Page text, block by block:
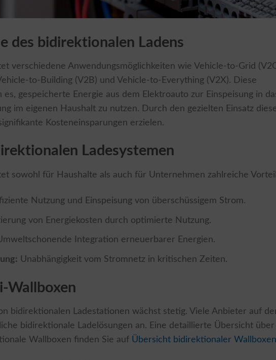
des bidirektionalen Ladens
verschiedene Anwendungsmöglichkeiten wie Vehicle-to-Grid
to-Building (V2B) und Vehicle-to-Everything (V2X). Diese
es, gespeicherte Energie aus dem Elektroauto zur Einspeisung in
im eigenen Haushalt zu nutzen. Durch den gezielten Einsatz
Kosteneinsparungen erzielen.
Ladesystemen
sowohl für Haushalte als auch für Unternehmen zahlreiche
Nutzung und Einspeisung von überschüssigem Strom.
von Energiekosten durch optimierte Nutzung.
Integration erneuerbarer Energien.
Unabhängigkeit vom Stromnetz in kritischen Zeiten.
Wallboxen
bidirektionalen Ladestationen wächst stetig. Viele Anbieter auf
bidirektionale Ladelösungen an. Eine detaillierte Übersicht über
Wallboxen finden Sie auf Übersicht bidirektionaler Wallboxen